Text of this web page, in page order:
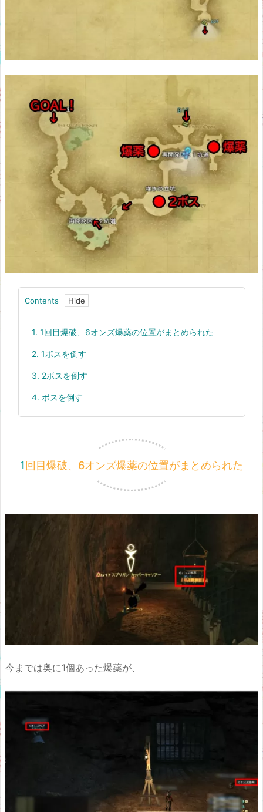
Contents
1. 1回目爆破、6オンズ爆薬の位置がまとめられた
2. 1ボスを倒す
3. 2ボスを倒す
4. ボスを倒す
1回目爆破、6オンズ爆薬の位置がまとめられた
今までは奥に1個あった爆薬が、